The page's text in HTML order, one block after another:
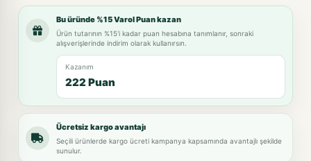
Bu üründe %15 Varol Puan kazan
Ürün tutarının %15'i kadar puan hesabına tanımlanır, sonraki
alışverişlerinde indirim olarak kullanırsın.
Kazanım
222 Puan
Ücretsiz kargo avantajı
Seçili ürünlerde kargo ücreti kampanya kapsamında avantajlı şekilde
sunulur.